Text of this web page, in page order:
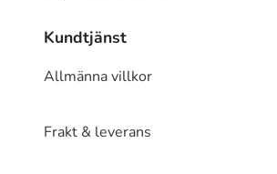
Kundtjänst
Allmänna villkor
Frakt & leverans